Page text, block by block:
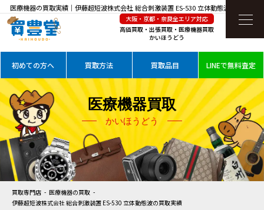
医療機器の買取実績｜伊藤超短波株式会社 総合刺激装置 ES-530 立体動態波を高価買取
大阪・京都・奈良全エリア対応
高価買取・出張買取・医療機器買取
かいほうどう
初めての方へ 買取方法 買取品目 LINEで無料査定
医療機器買取
かいほうどう
買取専門店
医療機器の買取
伊藤超短波株式会社 総合刺激装置 ES-530 立体動態波の買取実績